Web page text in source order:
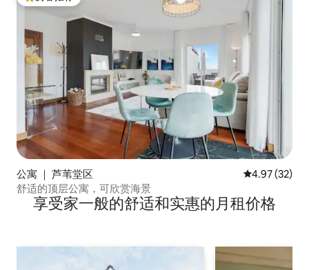
公寓 ｜ 芦苇堂区 平均评分
4.97 (32)
舒适的顶层公寓，可欣赏海景
享受家一般的舒适和实惠的月租价格